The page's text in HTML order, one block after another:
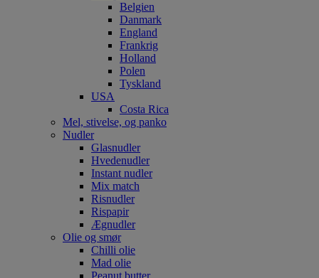
Belgien
Danmark
England
Frankrig
Holland
Polen
Tyskland
USA
Costa Rica
Mel, stivelse, og panko
Nudler
Glasnudler
Hvedenudler
Instant nudler
Mix match
Risnudler
Rispapir
Ægnudler
Olie og smør
Chilli olie
Mad olie
Peanut butter